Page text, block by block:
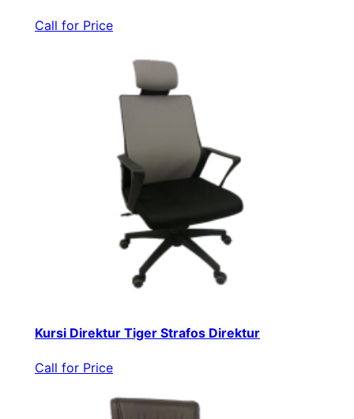
Call for Price
Kursi Direktur Tiger Strafos Direktur
Call for Price